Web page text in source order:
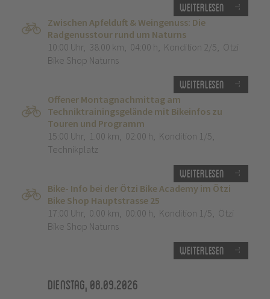
Weiterlesen
Zwischen Apfelduft & Weingenuss: Die
Radgenusstour rund um Naturns
10:00 Uhr, 38.00 km, 04:00 h, Kondition 2/5, Ötzi
Bike Shop Naturns
Weiterlesen
Offener Montagnachmittag am
Techniktrainingsgelände mit Bikeinfos zu
Touren und Programm
15:00 Uhr, 1.00 km, 02:00 h, Kondition 1/5,
Technikplatz
Weiterlesen
Bike- Info bei der Ötzi Bike Academy im Ötzi
Bike Shop Hauptstrasse 25
17:00 Uhr, 0.00 km, 00:00 h, Kondition 1/5, Ötzi
Bike Shop Naturns
Weiterlesen
Dienstag, 08.09.2026